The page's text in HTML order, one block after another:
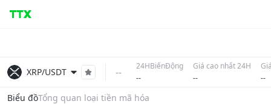
XRP/USDT --
24HBiếnĐộng
--
Giá cao nhất 24H
--
--
Biểu đồTổng quan loại tiền mã hóa